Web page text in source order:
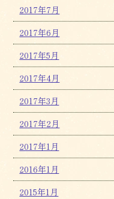
2017年7月
2017年6月
2017年5月
2017年4月
2017年3月
2017年2月
2017年1月
2016年1月
2015年1月